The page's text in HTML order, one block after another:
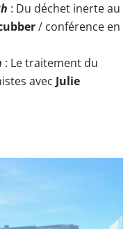
: Du déchet inerte au
/ conférence en
: Le traitement du
avec Julie